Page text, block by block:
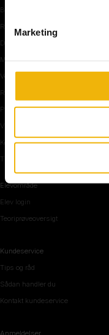
Marketing
Bilens teknik
Risikoforhold
De første manøvre på vej
Manøvre på vej
Vejkryds
Rundkørsel og motorvej
Parkering, mørke og tunnel
Vi mennesker
Køreteknik
Tips og råd inden teoriprøven
Elevområde
Elev login
Teoriprøveoversigt
Kundeservice
Tips og råd
Sådan handler du
Kontakt kundeservice
Anmeldelser